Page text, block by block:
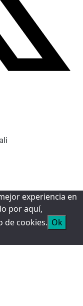
experiencia en
por aquí,
de cookies. Ok